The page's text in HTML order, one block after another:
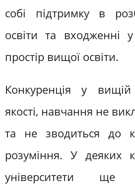
собі підтримку в
освіти та входженні
простір вищої освіти.
Конкуренція у вищій
якості, навчання не
та не зводиться до
розуміння. У деяких
університети